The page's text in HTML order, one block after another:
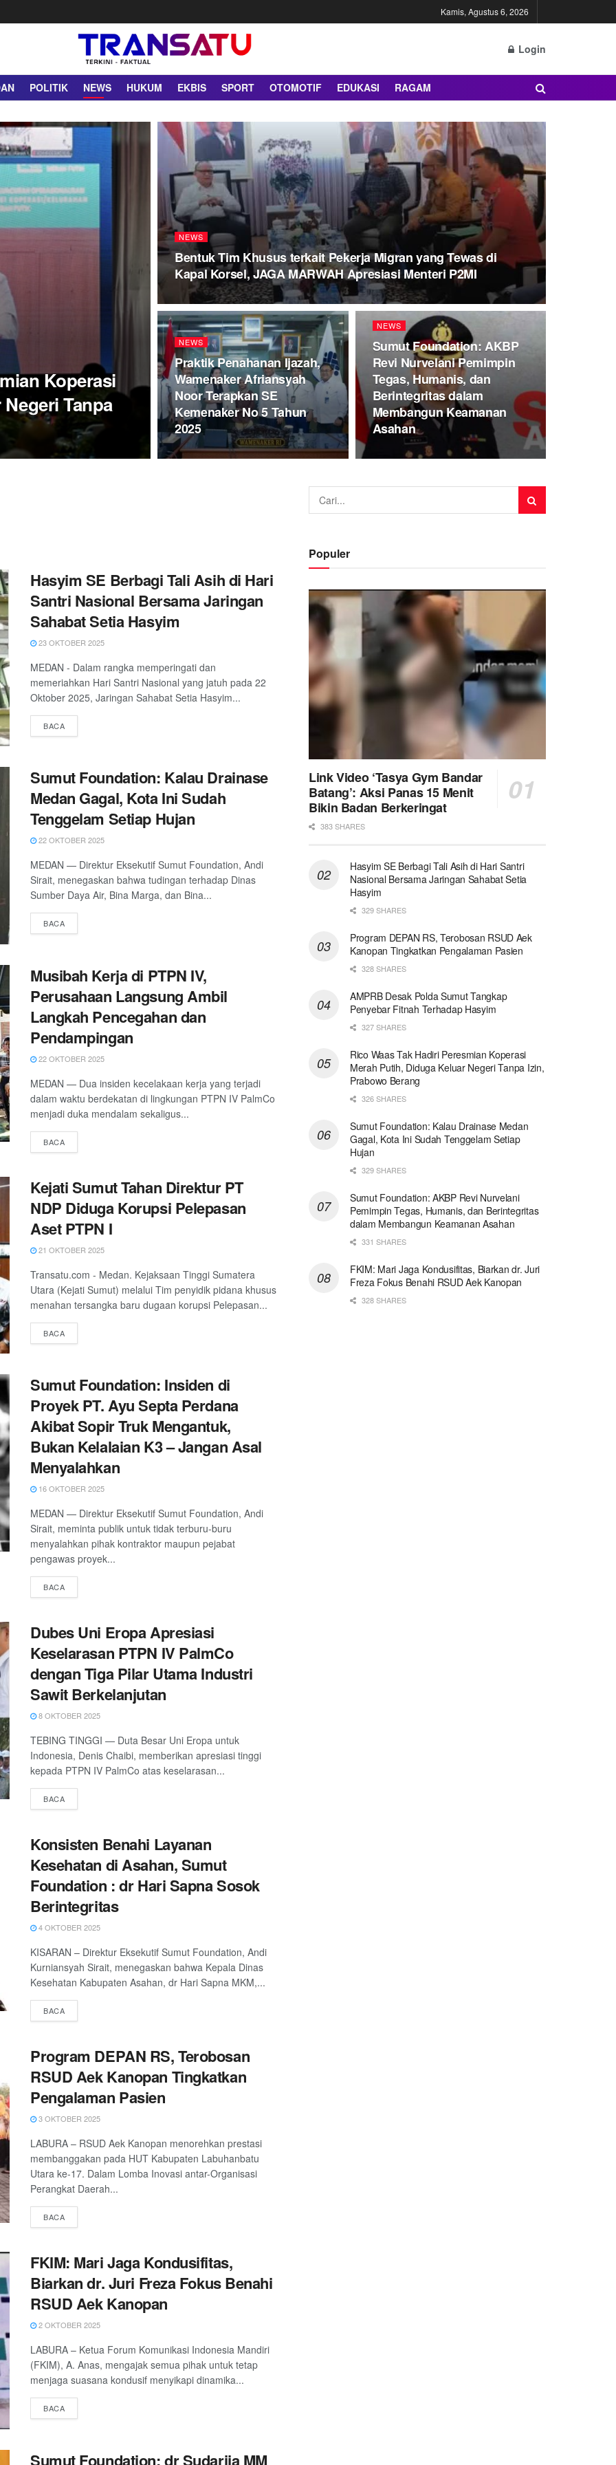
Kamis, Agustus 6, 2026
Login
POLITIK NEWS HUKUM EKBIS SPORT OTOMOTIF EDUKASI RAGAM
Koperasi
Tanpa
NEWS
Bentuk Tim Khusus terkait Pekerja Migran yang Tewas di
Kapal Korsel, JAGA MARWAH Apresiasi Menteri P2MI
NEWS
Praktik Penahanan Ijazah,
Wamenaker Afriansyah
Noor Terapkan SE
Kemenaker No 5 Tahun
2025
NEWS
Sumut Foundation: AKBP
Revi Nurvelani Pemimpin
Tegas, Humanis, dan
Berintegritas dalam
Membangun Keamanan
Asahan
Hasyim SE Berbagi Tali Asih di Hari
Santri Nasional Bersama Jaringan
Sahabat Setia Hasyim
23 OKTOBER 2025
MEDAN - Dalam rangka memperingati dan
memeriahkan Hari Santri Nasional yang jatuh pada 22
Oktober 2025, Jaringan Sahabat Setia Hasyim...
BACADETAILS
Sumut Foundation: Kalau Drainase
Medan Gagal, Kota Ini Sudah
Tenggelam Setiap Hujan
22 OKTOBER 2025
MEDAN — Direktur Eksekutif Sumut Foundation, Andi
Sirait, menegaskan bahwa tudingan terhadap Dinas
Sumber Daya Air, Bina Marga, dan Bina...
BACADETAILS
Musibah Kerja di PTPN IV,
Perusahaan Langsung Ambil
Langkah Pencegahan dan
Pendampingan
22 OKTOBER 2025
MEDAN — Dua insiden kecelakaan kerja yang terjadi
dalam waktu berdekatan di lingkungan PTPN IV PalmCo
menjadi duka mendalam sekaligus...
BACADETAILS
Kejati Sumut Tahan Direktur PT
NDP Diduga Korupsi Pelepasan
Aset PTPN I
21 OKTOBER 2025
Transatu.com - Medan. Kejaksaan Tinggi Sumatera
Utara (Kejati Sumut) melalui Tim penyidik pidana khusus
menahan tersangka baru dugaan korupsi Pelepasan...
BACADETAILS
Sumut Foundation: Insiden di
Proyek PT. Ayu Septa Perdana
Akibat Sopir Truk Mengantuk,
Bukan Kelalaian K3 – Jangan Asal
Menyalahkan
16 OKTOBER 2025
MEDAN — Direktur Eksekutif Sumut Foundation, Andi
Sirait, meminta publik untuk tidak terburu-buru
menyalahkan pihak kontraktor maupun pejabat
pengawas proyek...
BACADETAILS
Dubes Uni Eropa Apresiasi
Keselarasan PTPN IV PalmCo
dengan Tiga Pilar Utama Industri
Sawit Berkelanjutan
8 OKTOBER 2025
TEBING TINGGI — Duta Besar Uni Eropa untuk
Indonesia, Denis Chaibi, memberikan apresiasi tinggi
kepada PTPN IV PalmCo atas keselarasan...
BACADETAILS
Konsisten Benahi Layanan
Kesehatan di Asahan, Sumut
Foundation : dr Hari Sapna Sosok
Berintegritas
4 OKTOBER 2025
KISARAN – Direktur Eksekutif Sumut Foundation, Andi
Kurniansyah Sirait, menegaskan bahwa Kepala Dinas
Kesehatan Kabupaten Asahan, dr Hari Sapna MKM,...
BACADETAILS
Program DEPAN RS, Terobosan
RSUD Aek Kanopan Tingkatkan
Pengalaman Pasien
3 OKTOBER 2025
LABURA – RSUD Aek Kanopan menorehkan prestasi
membanggakan pada HUT Kabupaten Labuhanbatu
Utara ke-17. Dalam Lomba Inovasi antar-Organisasi
Perangkat Daerah...
BACADETAILS
FKIM: Mari Jaga Kondusifitas,
Biarkan dr. Juri Freza Fokus Benahi
RSUD Aek Kanopan
2 OKTOBER 2025
LABURA – Ketua Forum Komunikasi Indonesia Mandiri
(FKIM), A. Anas, mengajak semua pihak untuk tetap
menjaga suasana kondusif menyikapi dinamika...
BACADETAILS
Sumut Foundation: dr Sudarija MM
Populer
Link Video ‘Tasya Gym Bandar
Batang’: Aksi Panas 15 Menit
Bikin Badan Berkeringat
383 SHARES
Hasyim SE Berbagi Tali Asih di Hari Santri
Nasional Bersama Jaringan Sahabat Setia
Hasyim
329 SHARES
Program DEPAN RS, Terobosan RSUD Aek
Kanopan Tingkatkan Pengalaman Pasien
328 SHARES
AMPRB Desak Polda Sumut Tangkap
Penyebar Fitnah Terhadap Hasyim
327 SHARES
Rico Waas Tak Hadiri Peresmian Koperasi
Merah Putih, Diduga Keluar Negeri Tanpa Izin,
Prabowo Berang
326 SHARES
Sumut Foundation: Kalau Drainase Medan
Gagal, Kota Ini Sudah Tenggelam Setiap
Hujan
329 SHARES
Sumut Foundation: AKBP Revi Nurvelani
Pemimpin Tegas, Humanis, dan Berintegritas
dalam Membangun Keamanan Asahan
331 SHARES
FKIM: Mari Jaga Kondusifitas, Biarkan dr. Juri
Freza Fokus Benahi RSUD Aek Kanopan
328 SHARES